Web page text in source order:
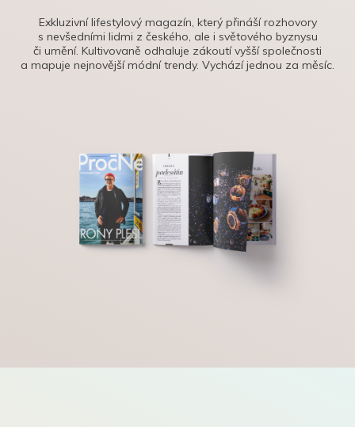
Exkluzivní lifestylový magazín, který přináší rozhovory
s nevšedními lidmi z českého, ale i světového byznysu
či umění. Kultivovaně odhaluje zákoutí vyšší společnosti
a mapuje nejnovější módní trendy. Vychází jednou za měsíc.